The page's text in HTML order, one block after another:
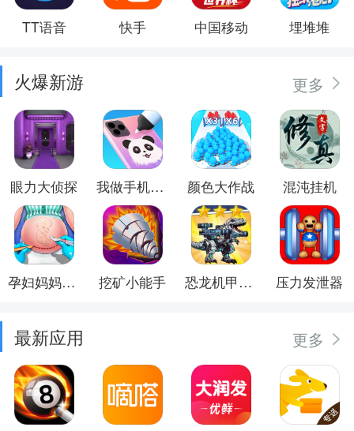
TT语音 快手 中国移动 埋堆堆
火爆新游 更多
眼力大侦探 我做手机壳特好看 颜色大作战 混沌挂机
孕妇妈妈日记 挖矿小能手 恐龙机甲射手 压力发泄器
最新应用 更多